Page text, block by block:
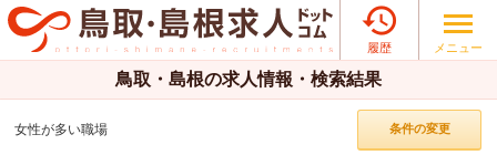

履歴 メニュー
鳥取・島根の求人情報・検索結果
女性が多い職場 条件の変更